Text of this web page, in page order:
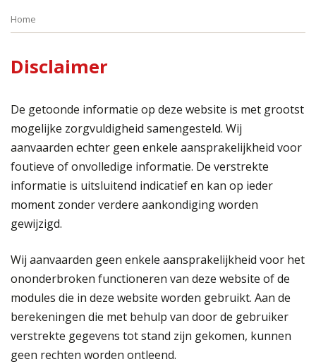
Home
Disclaimer
De getoonde informatie op deze website is met grootst
mogelijke zorgvuldigheid samengesteld. Wij
aanvaarden echter geen enkele aansprakelijkheid voor
foutieve of onvolledige informatie. De verstrekte
informatie is uitsluitend indicatief en kan op ieder
moment zonder verdere aankondiging worden
gewijzigd.
Wij aanvaarden geen enkele aansprakelijkheid voor het
ononderbroken functioneren van deze website of de
modules die in deze website worden gebruikt. Aan de
berekeningen die met behulp van door de gebruiker
verstrekte gegevens tot stand zijn gekomen, kunnen
geen rechten worden ontleend.